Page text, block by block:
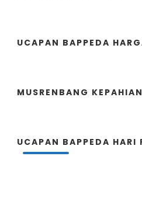
UCAPAN BAPPEDA
MUSRENBANG
UCAPAN BAPPEDA HARI